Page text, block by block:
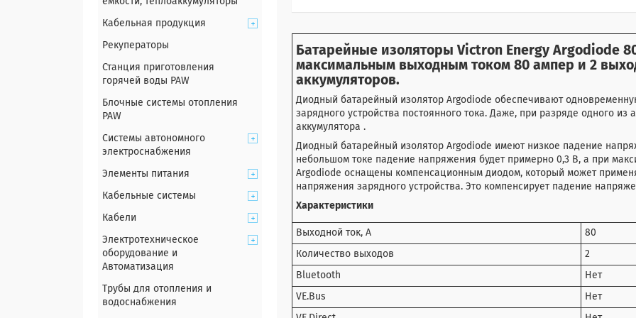
Батарейные изоляторы Victron Energy Argodiode
максимальным выходным током 80 ампер и 2
аккумуляторов.
Диодный батарейный изолятор Argodiode обеспечивают
зарядного устройства постоянного тока. Даже, при разряде одного из
аккумулятора .
Диодный батарейный изолятор Argodiode имеют низкое падение
небольшом токе падение напряжения будет примерно 0,3 В, а при
Argodiode оснащены компенсационным диодом, который может
напряжения зарядного устройства. Это компенсирует падение
Характеристики
Выходной ток, А 80
Количество выходов 2
Bluetooth Нет
VE.Bus Нет
Кабельная продукция
Рекуператоры
Станция приготовления
горячей воды PAW
Блочные системы отопления
PAW
Системы автономного
электроснабжения
Элементы питания
Кабельные системы
Кабели
Электротехническое
оборудование и
Автоматизация
Трубы для отопления и
водоснабжения